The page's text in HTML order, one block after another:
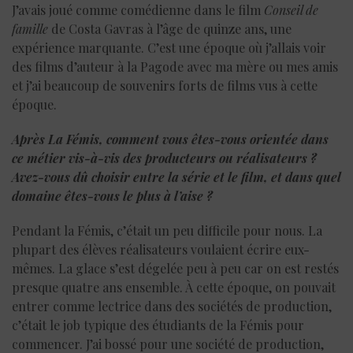
J’avais joué comme comédienne dans le film Conseil de
famille de Costa Gavras à l’âge de quinze ans, une
expérience marquante. C’est une époque où j’allais voir
des films d’auteur à la Pagode avec ma mère ou mes amis
et j’ai beaucoup de souvenirs forts de films vus à cette
époque.
Après La Fémis, comment vous êtes-vous orientée dans
ce métier vis-à-vis des producteurs ou réalisateurs ?
Avez-vous dû choisir entre la série et le film, et dans quel
domaine êtes-vous le plus à l’aise ?
Pendant la Fémis, c’était un peu difficile pour nous. La
plupart des élèves réalisateurs voulaient écrire eux-
mêmes. La glace s’est dégelée peu à peu car on est restés
presque quatre ans ensemble. À cette époque, on pouvait
entrer comme lectrice dans des sociétés de production,
c’était le job typique des étudiants de la Fémis pour
commencer. J’ai bossé pour une société de production,